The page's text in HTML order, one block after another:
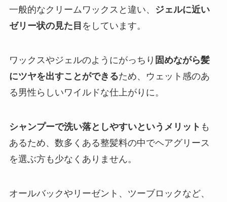
一般的なクリームワックスと違い、
ジェルに近い
ゼリー状の見た目 をしています。
ワックスやジェルのようにがっちり 固めながら髪
にツヤを出すことができるため、ウェット感のあ
る男性らしいワイルドな仕上がりに。
シャンプーで洗い落としやすいというメリット も
あるため、数多くある整髪料の中でヘアグリース
を選ぶ方も少なくありません。
オールバックやリーゼント、ツーブロックなど、